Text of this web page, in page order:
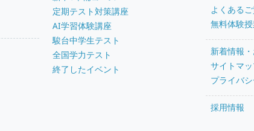
定期テスト対策講座
AI学習体験講座
駿台中学生テスト
全国学力テスト
終了したイベント
よくある
無料体験
新着情報
サイトマ
プライバ
採用情報